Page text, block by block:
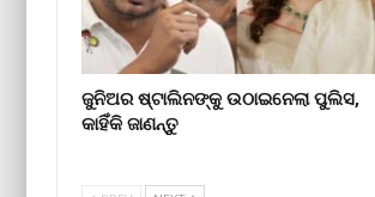
ଜୁନିଅର ଷ୍ଟାଲିନଙ୍କୁ ଉଠାଇନେଲା ପୁଲିସ,
କାହିଁକି ଜାଣନ୍ତୁ